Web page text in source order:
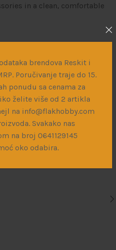
brendova Reskit i
Poručivanje traje do 15.
ponudu sa cenama za
želite više od 2 artikla
na info@flakhobby.com
Svakako nas
na broj 0641129145
oko odabira.
in a clean, comfortable